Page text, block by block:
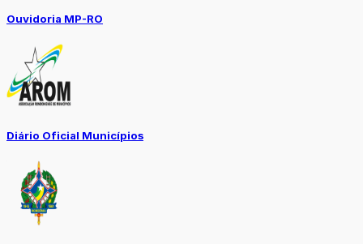
Ouvidoria MP-RO
Diário Oficial Municípios